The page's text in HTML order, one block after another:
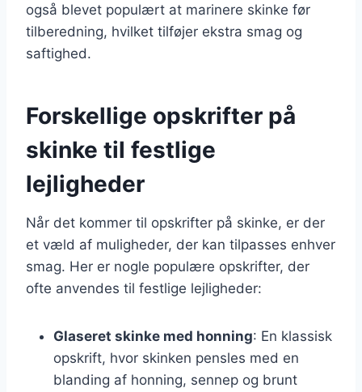
også blevet populært at marinere skinke før
tilberedning, hvilket tilføjer ekstra smag og
saftighed.
Forskellige opskrifter på
skinke til festlige
lejligheder
Når det kommer til opskrifter på skinke, er der
et væld af muligheder, der kan tilpasses enhver
smag. Her er nogle populære opskrifter, der
ofte anvendes til festlige lejligheder:
Glaseret skinke med honning: En klassisk
opskrift, hvor skinken pensles med en
blanding af honning, sennep og brunt